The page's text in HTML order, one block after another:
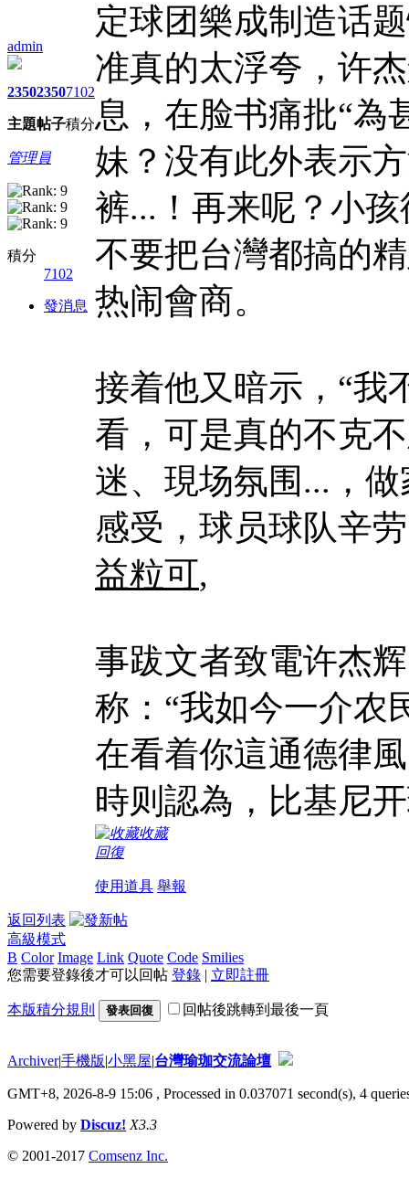
admin
2350
主題
2350
帖子
7102
積分
管理員
積分
7102
發消息
定球团樂成制造话
准真的太浮夸，许
息，在脸书痛批“為
妹？没有此外表示
裤...！再来呢？小
不要把台灣都搞的
热闹會商。
接着他又暗示，“我
看，可是真的不克
迷、現场氛围...，
感受，球员球队辛
益粒可,
事跋文者致電许杰
称：“我如今一介农
在看着你這通德律
時则認為，比基尼
收藏
回復
使用道具 舉報
返回列表
高級模式
B Color Image Link Quote Code Smilies
您需要登錄後才可以回帖 登錄 | 立即註冊
本版積分規則 發表回復 回帖後跳轉到最後一頁
Archiver|手機版|小黑屋|台灣瑜珈交流論壇
GMT+8, 2026-8-9 15:06 , Processed in 0.037071 second(s), 4
Powered by Discuz! X3.3
© 2001-2017 Comsenz Inc.